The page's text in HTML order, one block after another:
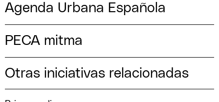
Agenda Urbana Española
PECA mitma
Otras iniciativas relacionadas